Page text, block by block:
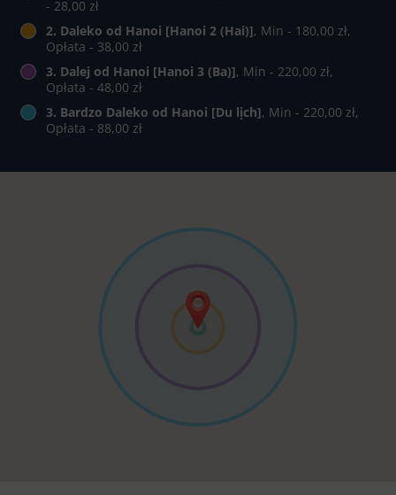
- 28,00 zł
2. Daleko od Hanoi [Hanoi 2 (Hai)], Min - 180,00 zł,
Opłata - 38,00 zł
3. Dalej od Hanoi [Hanoi 3 (Ba)], Min - 220,00 zł,
Opłata - 48,00 zł
3. Bardzo Daleko od Hanoi [Du lịch], Min - 220,00 zł,
Opłata - 88,00 zł